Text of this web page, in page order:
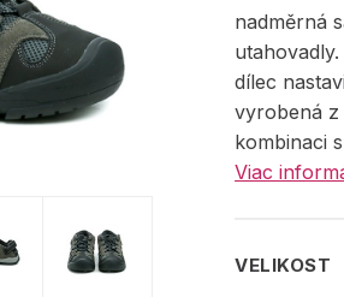
nadměrná
dílec
vyrobená
kombinaci
Viac
VELIKOST